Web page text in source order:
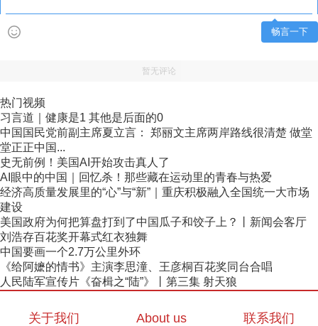
畅言一下
暂无评论
热门视频
习言道｜健康是1 其他是后面的0
中国国民党前副主席夏立言： 郑丽文主席两岸路线很清楚 做堂
堂正正中国...
史无前例！美国AI开始攻击真人了
AI眼中的中国｜回忆杀！那些藏在运动里的青春与热爱
经济高质量发展里的“心”与“新”｜重庆积极融入全国统一大市场
建设
美国政府为何把算盘打到了中国瓜子和饺子上？丨新闻会客厅
刘浩存百花奖开幕式红衣独舞
中国要画一个2.7万公里外环
《给阿嬷的情书》主演李思潼、王彦桐百花奖同台合唱
人民陆军宣传片《奋楫之“陆”》丨第三集 射天狼
关于我们 About us 联系我们